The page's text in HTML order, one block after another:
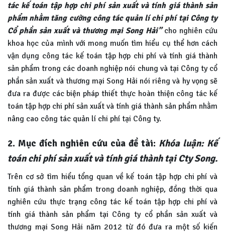
tác kế toán tập hợp chi phí sản xuất và tính giá thành sản
phẩm nhằm tăng cường công tác quản lí chi phí tại Công ty
Cổ phần sản xuất và thương mại Song Hải”cho nghiên cứu
khoa học của mình với mong muốn tìm hiểu cụ thể hơn cách
vận dụng công tác kế toán tập hợp chi phí và tính giá thành
sản phẩm trong các doanh nghiệp nói chung và tại Công ty cổ
phần sản xuất và thương mại Song Hải nói riêng và hy vọng sẽ
đưa ra được các biện pháp thiết thực hoàn thiện công tác kế
toán tập hợp chi phí sản xuất và tính giá thành sản phẩm nhằm
nâng cao công tác quản lí chi phí tại Công ty.
2. Mục đích nghiên cứu của đề tài: Khóa luận: Kế
toán chi phí sản xuất và tính giá thành tại Cty Song.
Trên cơ sở tìm hiểu tổng quan về kế toán tập hợp chi phí và
tính giá thành sản phẩm trong doanh nghiệp, đồng thời qua
nghiên cứu thực trạng công tác kế toán tập hợp chi phí và
tính giá thành sản phẩm tại Công ty cổ phần sản xuất và
thương mại Song Hải năm 2012 từ đó đưa ra một số kiến